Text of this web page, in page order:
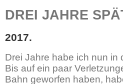
DREI JAHRE
2017.
Drei Jahre habe ich nun in
Bis auf ein paar
Bahn geworfen haben,